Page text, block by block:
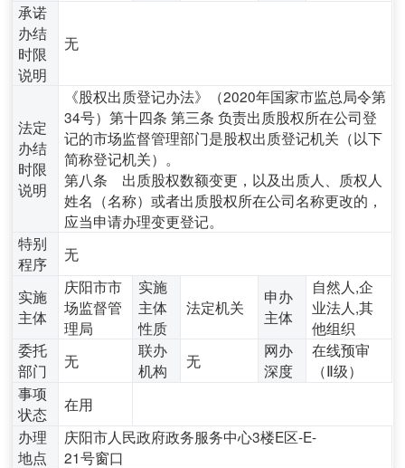
承诺
办结
时限
说明
无
法定
办结
时限
说明
《股权出质登记办法》（2020年国家市监总局令第
34号）第十四条 第三条 负责出质股权所在公司登
记的市场监督管理部门是股权出质登记机关（以下
简称登记机关）。
第八条 出质股权数额变更，以及出质人、质权人
姓名（名称）或者出质股权所在公司名称更改的，
应当申请办理变更登记。
特别
程序
无
实施
主体
庆阳市市
场监督管
理局
实施
主体
性质
法定机关
申办
主体
自然人,企
业法人,其
他组织
委托
部门
无
联办
机构
无
网办
深度
在线预审
（Ⅱ级）
事项
状态
在用
办理
地点
庆阳市人民政府政务服务中心3楼E区-E-
21号窗口